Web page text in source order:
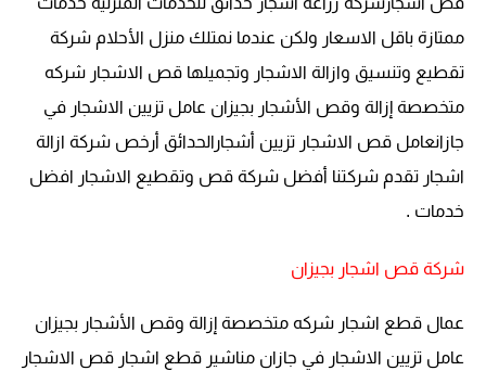
ممتازة باقل الاسعار ولكن عندما نمتلك منزل الأحلام شركة
تقطيع وتنسيق وازالة الاشجار وتجميلها قص الاشجار شركه
متخصصة إزالة وقص الأشجار بجيزان عامل تزيين الاشجار في
جازانعامل قص الاشجار تزيين أشجارالحدائق أرخص شركة ازالة
اشجار تقدم شركتنا أفضل شركة قص وتقطيع الاشجار افضل
خدمات .
شركة قص اشجار بجيزان
عمال قطع اشجار شركه متخصصة إزالة وقص الأشجار بجيزان
عامل تزيين الاشجار في جازان مناشير قطع اشجار قص الاشجار